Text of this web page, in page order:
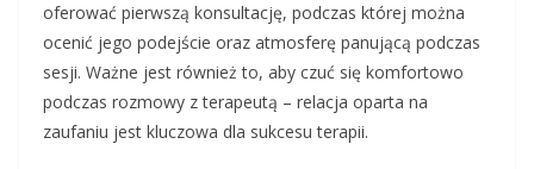
oferować pierwszą konsultację, podczas której można
ocenić jego podejście oraz atmosferę panującą podczas
sesji. Ważne jest również to, aby czuć się komfortowo
podczas rozmowy z terapeutą – relacja oparta na
zaufaniu jest kluczowa dla sukcesu terapii.